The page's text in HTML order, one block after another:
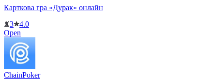
Карткова гра «Дурак» онлайн
3
4.0
Open
ChainPoker